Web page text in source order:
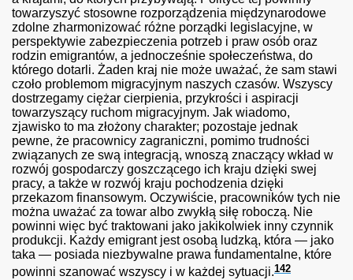
towarzyszyć stosowne rozporządzenia międzynarodowe
zdolne zharmonizować różne porządki legislacyjne, w
perspektywie zabezpieczenia potrzeb i praw osób oraz
rodzin emigrantów, a jednocześnie społeczeństwa, do
którego dotarli. Żaden kraj nie może uważać, że sam stawi
czoło problemom migracyjnym naszych czasów. Wszyscy
dostrzegamy ciężar cierpienia, przykrości i aspiracji
towarzyszący ruchom migracyjnym. Jak wiadomo,
zjawisko to ma złożony charakter; pozostaje jednak
pewne, że pracownicy zagraniczni, pomimo trudności
związanych ze swą integracją, wnoszą znaczący wkład w
rozwój gospodarczy goszczącego ich kraju dzięki swej
pracy, a także w rozwój kraju pochodzenia dzięki
przekazom finansowym. Oczywiście, pracowników tych nie
można uważać za towar albo zwykłą siłę roboczą. Nie
powinni więc być traktowani jako jakikolwiek inny czynnik
produkcji. Każdy emigrant jest osobą ludzką, która — jako
taka — posiada niezbywalne prawa fundamentalne, które
powinni szanować wszyscy i w każdej sytuacji.142